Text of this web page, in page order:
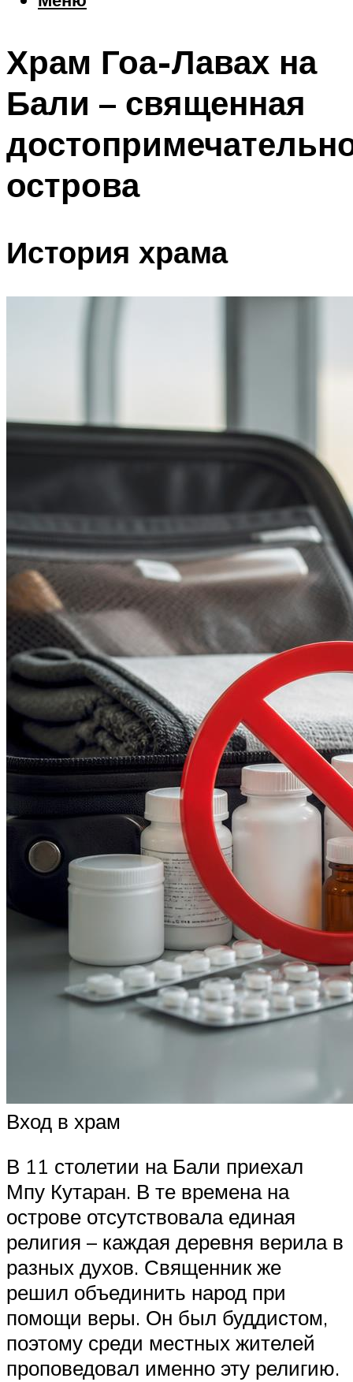
Шоппинг
Меню
Храм Гоа-Лавах на
Бали – священная
острова
История храма
Вход в храм
В 11 столетии на Бали приехал
Мпу Кутаран. В те времена на
острове отсутствовала единая
религия – каждая деревня верила в
разных духов. Священник же
решил объединить народ при
помощи веры. Он был буддистом,
поэтому среди местных жителей
проповедовал именно эту религию.